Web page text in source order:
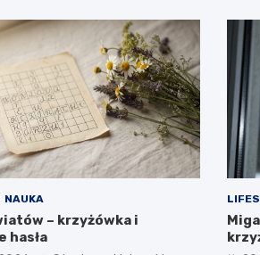
NAUKA
– krzyżówka i
hasła